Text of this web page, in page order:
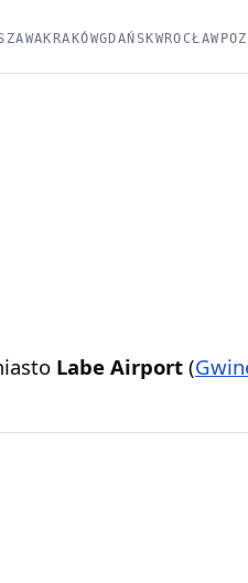
KRAKÓWGDAŃSKWROCŁAW
Labe Airport (